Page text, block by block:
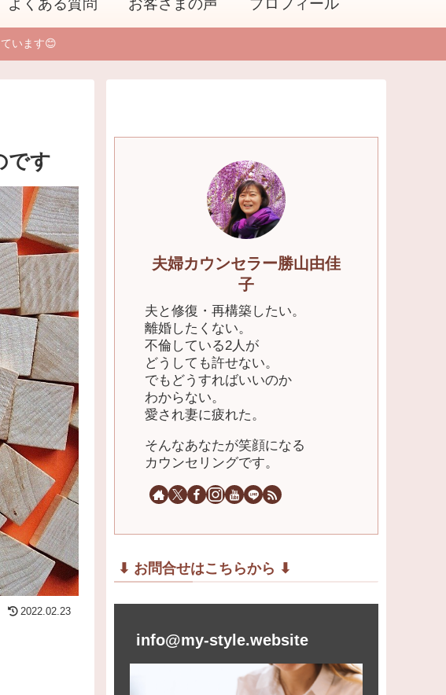
よくある質問 お客さまの声 プロフィール
います😊
です
2022.02.23
夫婦カウンセラー勝山由佳
子
夫と修復・再構築したい。
離婚したくない。
不倫している2人が
どうしても許せない。
でもどうすればいいのか
わからない。
愛され妻に疲れた。
そんなあなたが笑顔になる
カウンセリングです。
⬇︎ お問合せはこちらから ⬇︎
info@my-style.website